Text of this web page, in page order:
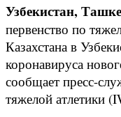
Узбекистан,
первенство по
Казахстана в
коронавируса
сообщает пресс-
тяжелой атлетики